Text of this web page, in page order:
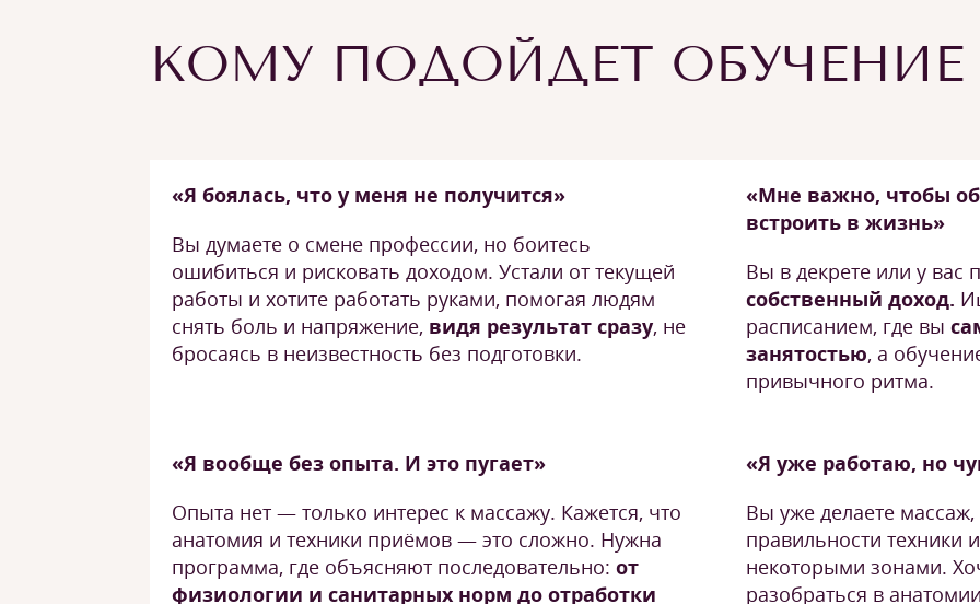
КОМУ ПОДОЙДЕТ ОБУЧЕНИЕ
«Я боялась, что у меня не получится»
Вы думаете о смене профессии, но боитесь
ошибиться и рисковать доходом. Устали от текущей
работы и хотите работать руками, помогая людям
снять боль и напряжение, видя результат сразу, не
бросаясь в неизвестность без подготовки.
«Мне важно, чтобы
встроить в жизнь»
Вы в декрете или у вас
собственный доход.
расписанием, где вы
занятостью, а
привычного ритма.
«Я вообще без опыта. И это пугает»
Опыта нет — только интерес к массажу. Кажется, что
анатомия и техники приёмов — это сложно. Нужна
программа, где объясняют последовательно: от
физиологии и санитарных норм до отработки
«Я уже работаю, но
Вы уже делаете
правильности техники
некоторыми зонами.
разобраться в